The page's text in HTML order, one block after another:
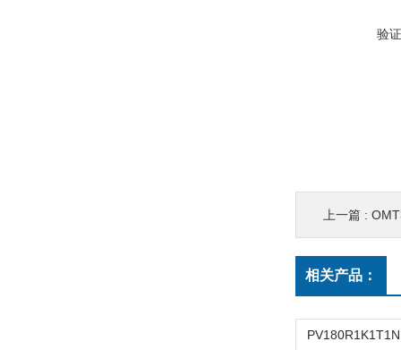
验
上一篇 :
相关产品：